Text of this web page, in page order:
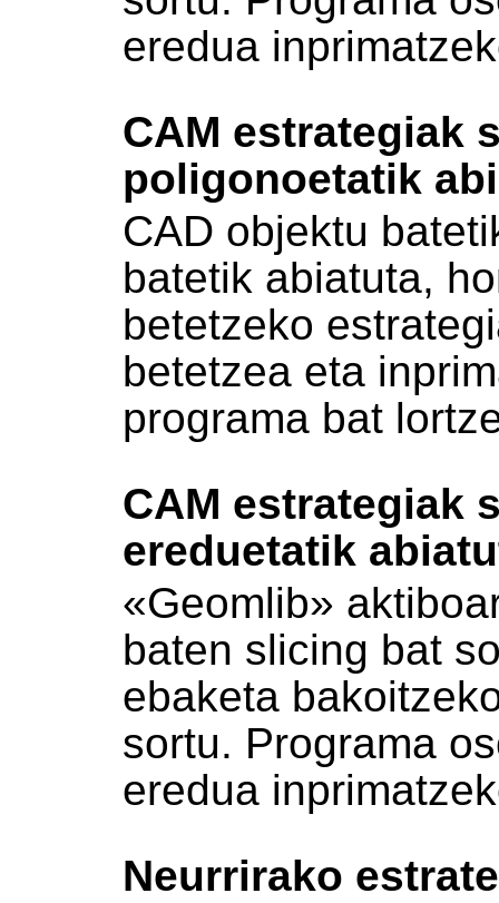
eredua
CAM estrategiak
poligonoetatik
CAD objektu
batetik abiatuta,
betetzeko
betetzea eta
programa bat
CAM estrategiak
ereduetatik
«Geomlib»
baten slicing bat
ebaketa
sortu. Programa
eredua
Neurrirako